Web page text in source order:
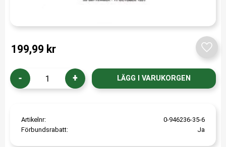
199,99 kr
+
-
Artikelnr
0-946236-35-6
Förbundsrabatt
Ja